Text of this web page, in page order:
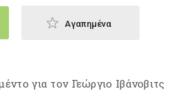
Αγαπημένα
για τον Γεώργιο Ιβάνοβιτς